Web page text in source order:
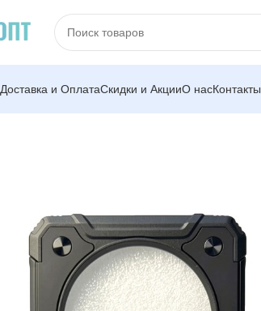
Доставка и ОплатаСкидки и АкцииО насКонтакты